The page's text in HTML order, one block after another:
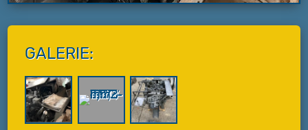
GALERIE: